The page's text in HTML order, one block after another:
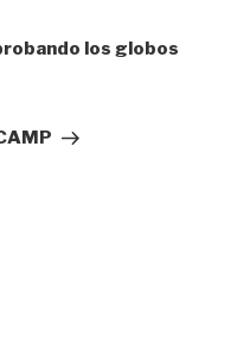
los globos